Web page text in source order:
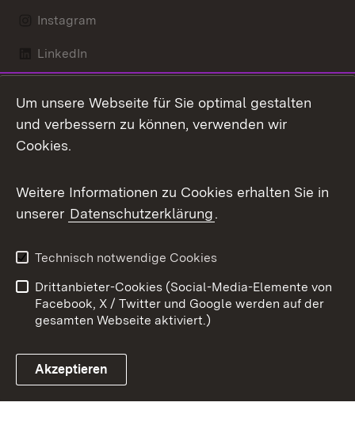
Instagram
LinkedIn
X / Twitter
Youtube
Link zum Landesportal
Kontakt
Datenschutz
Barrierefreiheit
Impressum
Cookies
Um unsere Webseite für Sie optimal gestalten
und verbessern zu können, verwenden wir
Cookies.
Weitere Informationen zu Cookies erhalten Sie in
unserer Datenschutzerklärung.
Technisch notwendige Cookies
Drittanbieter-Cookies (Social-Media-Elemente von
Facebook, X / Twitter und Google werden auf der
gesamten Webseite aktiviert.)
Akzeptieren